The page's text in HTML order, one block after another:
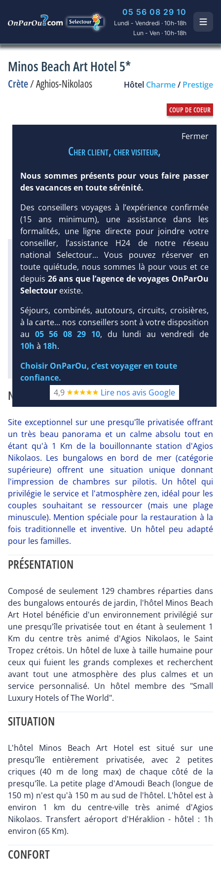
05 56 08 29 10
Lundi - Vendredi · 10h-18h
Lun - Ven · 10h-18h
Minos Beach Art Hotel 5*
Crète/Aghios-Nikolaos Hôtel Charme/ Prestige
DEVIS /
RÉSERVATION
Infos météo :
26 °C
20 mm
23 °C
Infos plages :
Dist.Distance:
< 100 m
Long.Longueur
Équipement :
129
Tx: 42 % Tx :18 %
Infos golfs :
Distance depuis l'hôtel : 7 km
NOTRE AVIS
Site exceptionnel sur une presqu'île privatisée offrant
un très beau panorama et un calme absolu tout en
étant qu'à 1 Km de la bouillonnante station d'Agios
Nikolaos. Les bungalows en bord de mer (catégorie
supérieure) offrent une situation unique donnant
l'impression de chambres sur pilotis. Un hôtel qui
privilégie le service et l'atmosphère zen, idéal pour les
couples souhaitant se ressourcer (mais une plage
minuscule). Mention spéciale pour la restauration à la
fois traditionnelle et inventive. Un hôtel peu adapté
pour les familles.
PRÉSENTATION
Composé de seulement 129 chambres réparties dans
des bungalows entourés de jardin, l'hôtel Minos Beach
Art Hotel bénéficie d'un environnement privilégié sur
une presqu'île privatisée tout en étant à seulement 1
Km du centre très animé d'Agios Nikolaos, le Saint
Tropez crétois. Un hôtel de luxe à taille humaine pour
ceux qui fuient les grands complexes et recherchent
avant tout une atmosphère des plus calmes et un
service personnalisé. Un hôtel membre des "Small
Luxury Hotels of The World".
SITUATION
L'hôtel Minos Beach Art Hotel est situé sur une
presqu'île entièrement privatisée, avec 2 petites
criques (40 m de long max) de chaque côté de la
presqu'île. La petite plage d'Amoudi Beach (longue de
150 m) n'est qu'à 150 m au sud de l'hôtel. L'hôtel est à
environ 1 km du centre-ville très animé d'Agios
Nikolaos. Transfert aéroport d'Héraklion - hôtel : 1h
environ (65 Km).
CONFORT
Fermer
Cher client, cher visiteur,
Nous sommes présents pour vous faire passer
des vacances en toute sérénité.
Des conseillers voyages à l’expérience confirmée
(15 ans minimum), une assistance dans les
formalités, une ligne directe pour joindre votre
conseiller, l’assistance H24 de notre réseau
national Selectour... Vous pouvez réserver en
toute quiétude, nous sommes là pour vous et ce
depuis 26 ans que l’agence de voyages OnParOu
Selectour existe.
Séjours, combinés, autotours, circuits, croisières,
à la carte... nos conseillers sont à votre disposition
au 05 56 08 29 10, du lundi au vendredi de
10h à 18h.
Choisir OnParOu, c’est voyager en toute
confiance.
4,9
Lire nos avis Google